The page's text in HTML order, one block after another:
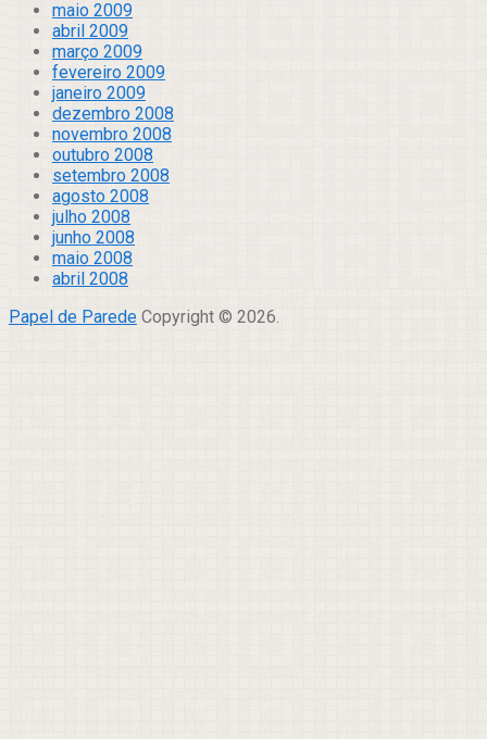
maio 2009
abril 2009
março 2009
fevereiro 2009
janeiro 2009
dezembro 2008
novembro 2008
outubro 2008
setembro 2008
agosto 2008
julho 2008
junho 2008
maio 2008
abril 2008
Papel de Parede Copyright © 2026.